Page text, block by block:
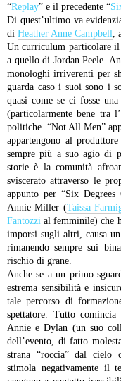
“Replay” e il precedente “
Di quest’ultimo va
di Heather Anne Campbell
Un curriculum particolare il
a quello di Jordan Peele.
monologhi irriverenti per
guarda caso i suoi sono i
quasi come se ci fosse
(particolarmente bene tra
politiche. “Not All Men”
appartengono al
sempre più a suo agio di
storie è la comunità
sviscerato attraverso le
appunto per “Six Degrees
Annie Miller (Taissa
Fantozzi al femminile) che
imporsi sugli altri, causa
rimanendo sempre sui
rischio di grane.
Anche se a un primo
estrema sensibilità e
tale percorso di
spettatore.
Tutto comincia
Annie e Dylan (un suo
dell’evento,di fatto
strana “roccia” dal cielo
stimola negativamente il